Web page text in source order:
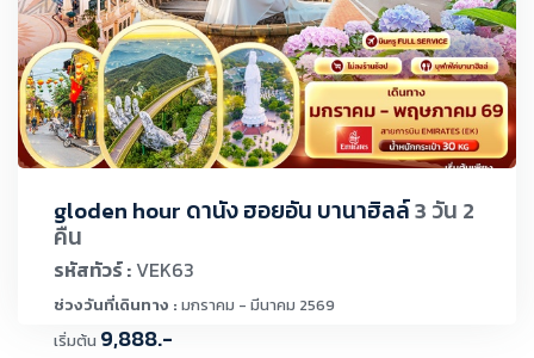
gloden hour ดานัง ฮอยอัน บานาฮิลล์3 วัน 2
คืน
รหัสทัวร์ : VEK63
ช่วงวันที่เดินทาง : มกราคม - มีนาคม 2569
เริ่มต้น 9,888.-